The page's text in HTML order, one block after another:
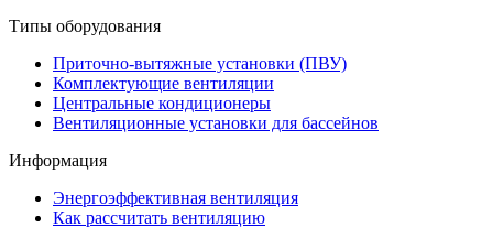
Типы оборудования
Приточно-вытяжные установки (ПВУ)
Комплектующие вентиляции
Центральные кондиционеры
Вентиляционные установки для бассейнов
Информация
Энергоэффективная вентиляция
Как рассчитать вентиляцию